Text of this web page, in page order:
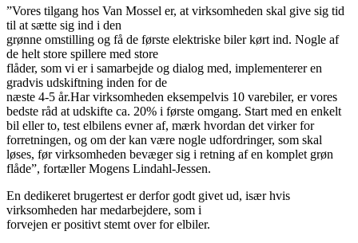
”Vores tilgang hos Van Mossel er, at virksomheden skal give sig tid
til at sætte sig ind i den
grønne omstilling og få de første elektriske biler kørt ind. Nogle af
de helt store spillere med store
flåder, som vi er i samarbejde og dialog med, implementerer en
gradvis udskiftning inden for de
næste 4-5 år.Har virksomheden eksempelvis 10 varebiler, er vores
bedste råd at udskifte ca. 20% i første omgang. Start med en enkelt
bil eller to, test elbilens evner af, mærk hvordan det virker for
forretningen, og om der kan være nogle udfordringer, som skal
løses, før virksomheden bevæger sig i retning af en komplet grøn
flåde”, fortæller Mogens Lindahl-Jessen.
En dedikeret brugertest er derfor godt givet ud, især hvis
virksomheden har medarbejdere, som i
forvejen er positivt stemt over for elbiler.